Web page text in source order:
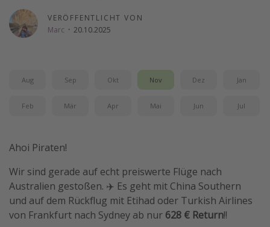
Singlereisen
Strandurlaub
Hotels in Amsterdam
Hotels am Achensee
Familienurlaub in der Türkei
Rundreisen in Thailand
Bahnreisen in der Schweiz
VERÖFFENTLICHT VON
Marc · 20.10.2025
Aug Sep Okt Nov Dez Jan
Feb Mär Apr Mai Jun Jul
Ahoi Piraten!
Wir sind gerade auf echt preiswerte Flüge nach
Australien gestoßen. ✈️ Es geht mit China Southern
und auf dem Rückflug mit Etihad oder Turkish Airlines
von Frankfurt nach Sydney ab nur 628 € Return!!